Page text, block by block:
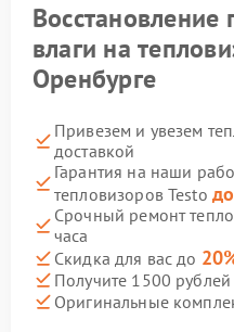
Восстановление
влаги на
Оренбурге
Привезем и увезем
доставкой
Гарантия на наши
тепловизоров Testo
Срочный ремонт
часа
Скидка для вас до
Получите 1500
Оригинальные